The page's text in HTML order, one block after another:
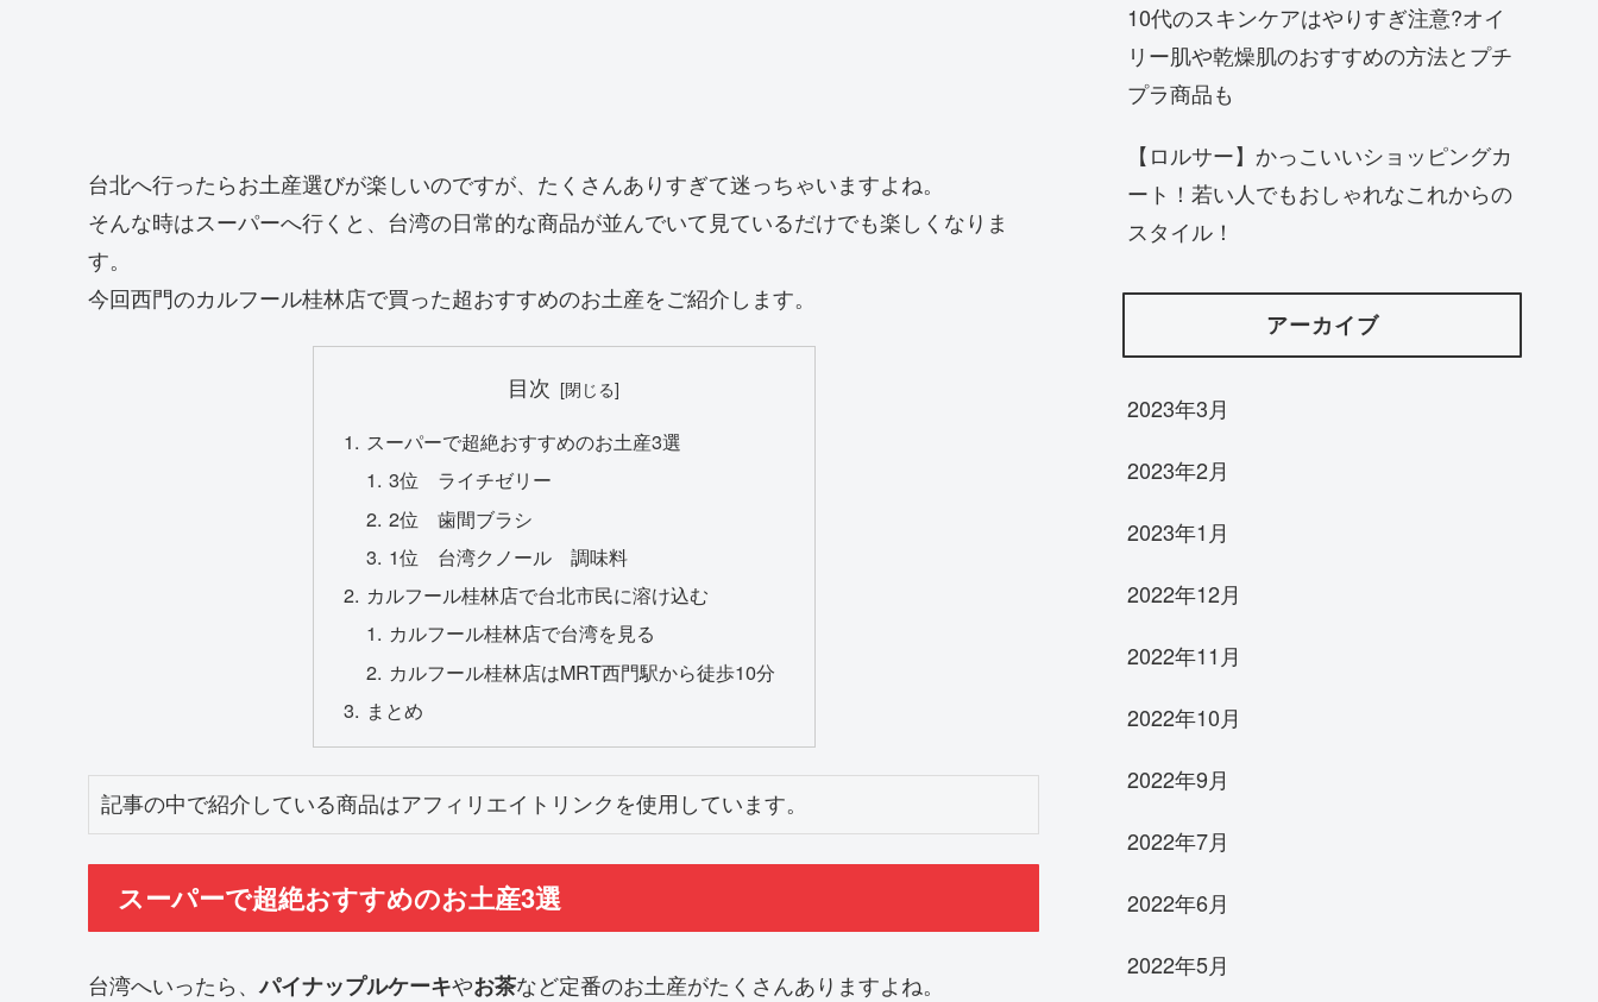
台北へ行ったらお土産選びが楽しいのですが、たくさんありすぎて迷っちゃいますよね。
そんな時はスーパーへ行くと、台湾の日常的な商品が並んでいて見ているだけでも楽しくなりま
す。
今回西門のカルフール桂林店で買った超おすすめのお土産をご紹介します。
目次
スーパーで超絶おすすめのお土産3選
3位 ライチゼリー
2位 歯間ブラシ
1位 台湾クノール 調味料
カルフール桂林店で台北市民に溶け込む
カルフール桂林店で台湾を見る
カルフール桂林店はMRT西門駅から徒歩10分
まとめ
記事の中で紹介している商品はアフィリエイトリンクを使用しています。
スーパーで超絶おすすめのお土産3選
台湾へいったら、パイナップルケーキやお茶など定番のお土産がたくさんありますよね。
10代のスキンケアはやりすぎ注意?オイ
リー肌や乾燥肌のおすすめの方法とプチ
プラ商品も
【ロルサー】かっこいいショッピングカ
ート！若い人でもおしゃれなこれからの
スタイル！
アーカイブ
2023年3月
2023年2月
2023年1月
2022年12月
2022年11月
2022年10月
2022年9月
2022年7月
2022年6月
2022年5月